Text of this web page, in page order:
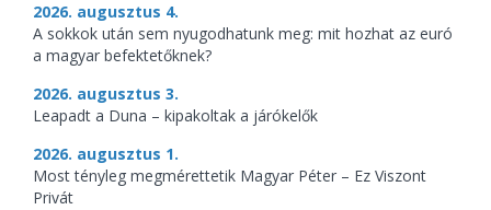
2026. augusztus 4.
A sokkok után sem nyugodhatunk meg: mit hozhat az euró
a magyar befektetőknek?
2026. augusztus 3.
Leapadt a Duna – kipakoltak a járókelők
2026. augusztus 1.
Most tényleg megmérettetik Magyar Péter – Ez Viszont
Privát